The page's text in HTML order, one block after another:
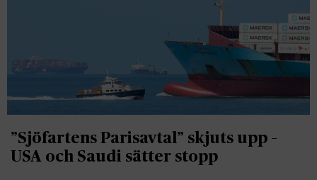
”Sjöfartens Parisavtal” skjuts upp –
USA och Saudi sätter stopp